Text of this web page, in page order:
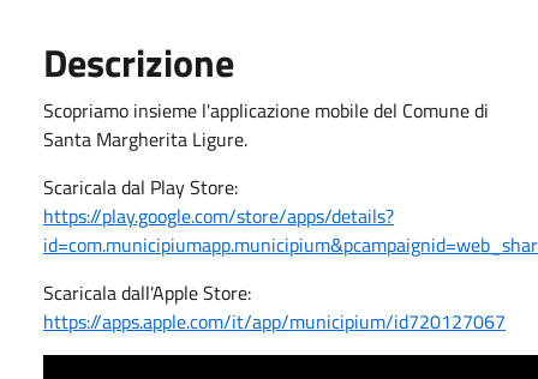
Descrizione
Scopriamo insieme l'applicazione mobile del Comune di
Santa Margherita Ligure.
Scaricala dal Play Store:
https://play.google.com/store/apps/details?
Scaricala dall'Apple Store:
https://apps.apple.com/it/app/municipium/id720127067